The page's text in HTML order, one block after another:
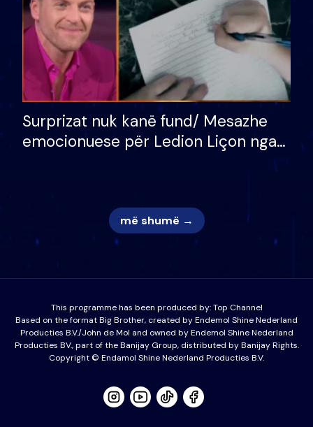
Surprizat nuk kanë fund/ Mesazhe
emocionuese për Ledion Liçon nga
më shumë →
This programme has been produced by:Top Channel
Based on the format Big Brother, created by Endemol Shine Nederland
Producties B.V./John de Mol and owned by Endemol Shine Nederland
Producties BV., part of the Banijay Group, distributed by Banijay Rights.
Copyright © Endamol Shine Nederland Producties B.V.